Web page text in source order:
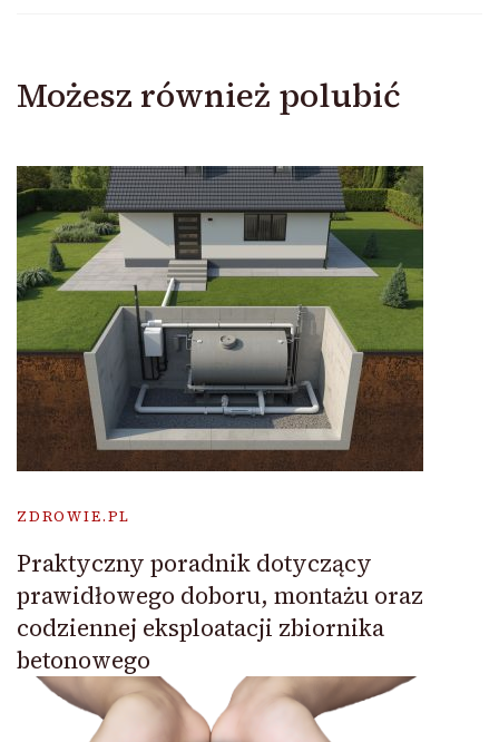
Możesz również polubić
ZDROWIE.PL
Praktyczny poradnik dotyczący
prawidłowego doboru, montażu oraz
codziennej eksploatacji zbiornika
betonowego